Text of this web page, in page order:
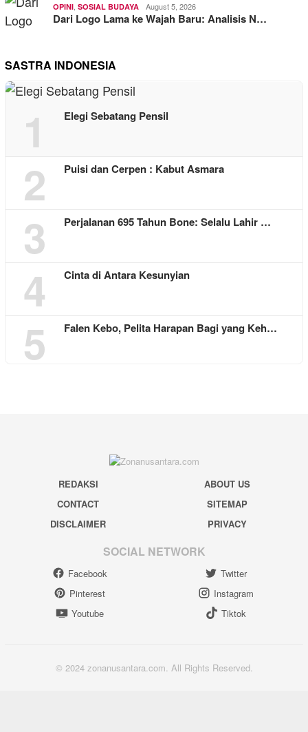
OPINI SOSIAL BUDAYA August 5, 2026
Dari Logo Lama ke Wajah Baru: Analisis N…
SASTRA INDONESIA
1 Elegi Sebatang Pensil
2 Puisi dan Cerpen : Kabut Asmara
3 Perjalanan 695 Tahun Bone: Selalu Lahir …
4 Cinta di Antara Kesunyian
5 Falen Kebo, Pelita Harapan Bagi yang Keh…
REDAKSI
ABOUT US
CONTACT
SITEMAP
DISCLAIMER
PRIVACY
SOCIAL NETWORK
Facebook
Twitter
Pinterest
Instagram
Youtube
Tiktok
© 2024 zonanusantara.com. All Rights Reserved.